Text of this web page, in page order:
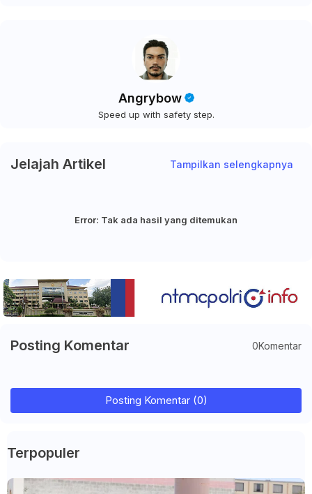
Angrybow
Speed up with safety step.
Jelajah Artikel Tampilkan selengkapnya
Error: Tak ada hasil yang ditemukan
Posting Komentar 0Komentar
Posting Komentar (0)
Terpopuler